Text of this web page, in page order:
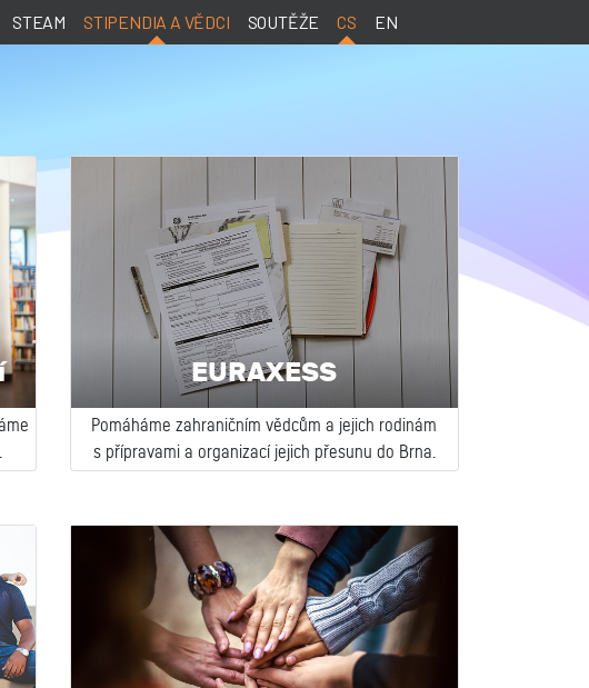
STEAM STIPENDIA A VĚDCI SOUTĚŽE CS EN
EURAXESS
Pomáháme zahraničním vědcům a jejich rodinám
s přípravami a organizací jejich přesunu do Brna.